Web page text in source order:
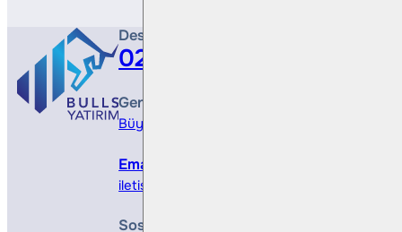
Destek Hattı
0212 410 0500
Genel Müdürlük
Büyükdere Cad. No 173, 1. Levent Plaza, B
Email
iletisim@bullsyatirim.com
Sosyal Medya